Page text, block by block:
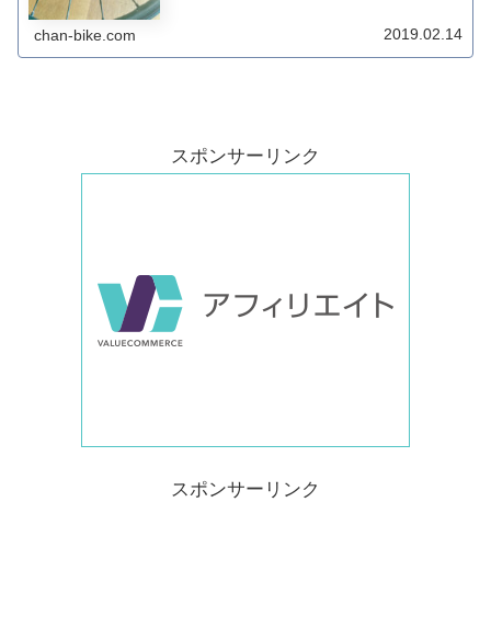
chan-bike.com 2019.02.14
スポンサーリンク
スポンサーリンク